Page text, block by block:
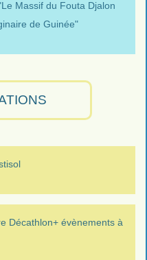
Massif du Fouta Djalon
de Guinée"
Décathlon+ évènements à